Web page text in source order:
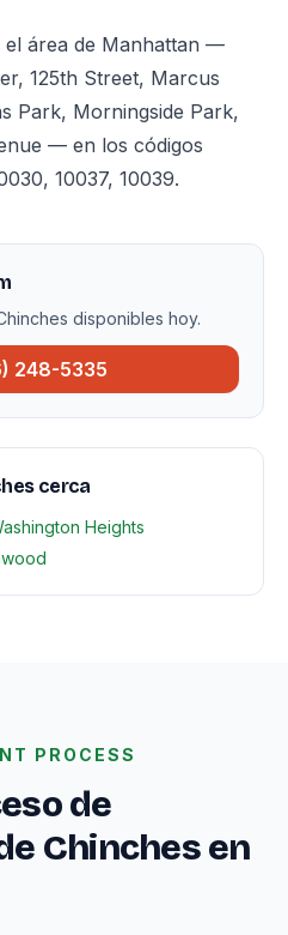
área de Manhattan —
125th Street, Marcus
Park, Morningside Park,
— en los códigos
10037, 10039.
disponibles hoy.
248-5335
cerca
Heights
PROCESS
de
Chinches en